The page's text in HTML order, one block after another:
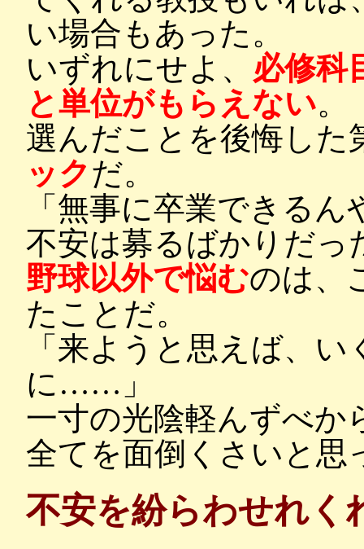
い場合もあった。
いずれにせよ、 必修科
と単位がもらえない。
選んだことを後悔した
ックだ。
「無事に卒業できる
不安は募るばかりだっ
野球以外で悩むのは、
たことだ。
「来ようと思えば、
に……」
一寸の光陰軽んずべ
全てを面倒くさいと思
不安を紛らわせれく